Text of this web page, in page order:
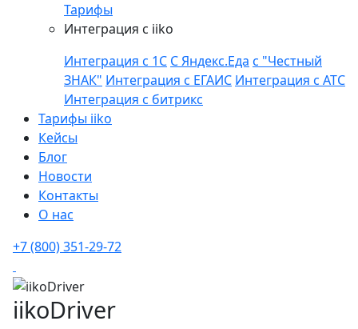
Тарифы
Интеграция с iiko
Интеграция с 1С С Яндекс.Еда с "Честный
ЗНАК" Интеграция с ЕГАИС Интеграция с АТС
Интеграция с битрикс
Тарифы iiko
Кейсы
Блог
Новости
Контакты
О нас
+7 (800) 351-29-72
iikoDriver